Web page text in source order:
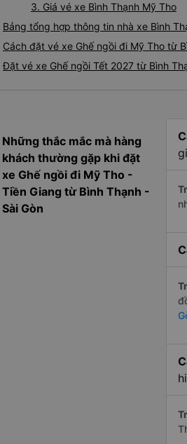
3. Giá vé xe Bình Thạnh Mỹ Tho
Bảng tổng hợp thông tin nhà xe Bình
Cách đặt vé xe Ghế ngồi đi Mỹ Tho từ
Đặt vé xe Ghế ngồi Tết 2027 từ Bình
Những thắc mắc mà hàng
khách thường gặp khi đặt
xe Ghế ngồi đi Mỹ Tho -
Tiền Giang từ Bình Thạnh -
Sài Gòn